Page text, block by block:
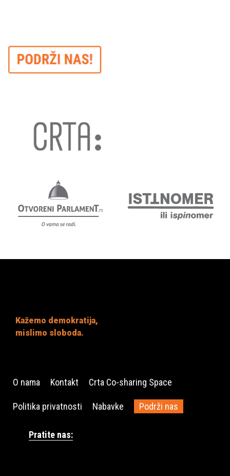
Kažemo demokratija,
mislimo sloboda.
O nama Kontakt Crta Co-sharing Space
Politika privatnosti Nabavke Podrži nas
Pratite nas: